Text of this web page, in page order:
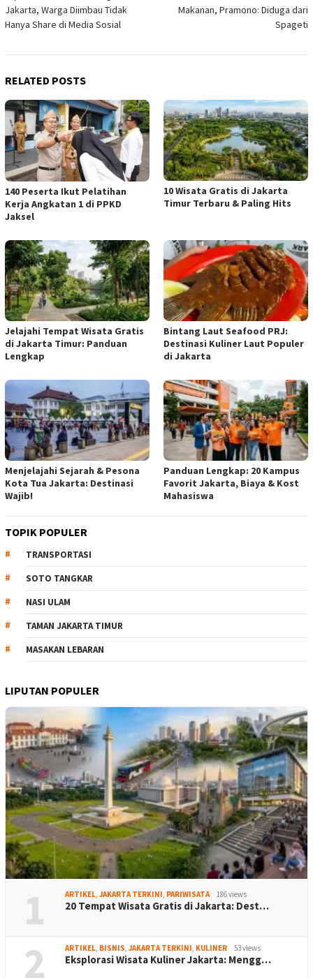
Jakarta, Warga Diimbau Tidak
Hanya Share di Media Sosial
Makanan, Pramono: Diduga dari
Spageti
RELATED POSTS
140 Peserta Ikut Pelatihan
Kerja Angkatan 1 di PPKD
Jaksel
10 Wisata Gratis di Jakarta
Timur Terbaru & Paling Hits
Jelajahi Tempat Wisata Gratis
di Jakarta Timur: Panduan
Lengkap
Bintang Laut Seafood PRJ:
Destinasi Kuliner Laut Populer
di Jakarta
Menjelajahi Sejarah & Pesona
Kota Tua Jakarta: Destinasi
Wajib!
Panduan Lengkap: 20 Kampus
Favorit Jakarta, Biaya & Kost
Mahasiswa
TOPIK POPULER
TRANSPORTASI
SOTO TANGKAR
NASI ULAM
TAMAN JAKARTA TIMUR
MASAKAN LEBARAN
LIPUTAN POPULER
1 ARTIKEL JAKARTA TERKINI PARIWISATA 186 views
20 Tempat Wisata Gratis di Jakarta: Dest…
2 ARTIKEL BISNIS JAKARTA TERKINI KULINER 53 views
Eksplorasi Wisata Kuliner Jakarta: Mengg…